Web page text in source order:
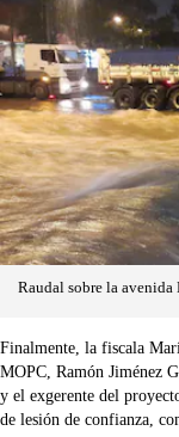
Raudal sobre la
Finalmente, la fiscala
MOPC, Ramón Jiménez
y el exgerente del
de lesión de confianza,